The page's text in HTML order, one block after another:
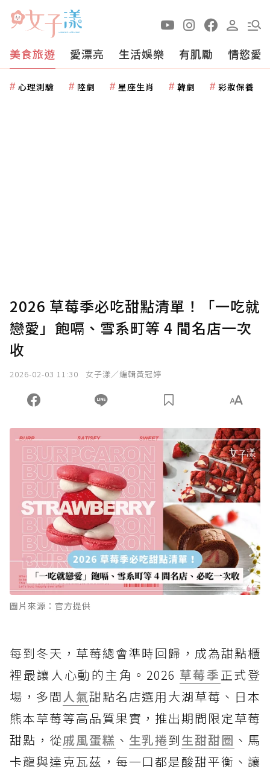
美食旅遊 愛漂亮 生活娛樂 有肌勵 情慾愛
心理測驗 陸劇 星座生肖 韓劇 彩妝保養
2026 草莓季必吃甜點清單！「一吃就
戀愛」飽嗝、雪系町等 4 間名店一次
收
2026-02-03 11:30 女子漾／編輯黃冠婷
圖片來源：官方提供
每到冬天，草莓總會準時回歸，成為甜點櫃
裡最讓人心動的主角。2026 草莓季正式登
場，多間人氣甜點名店選用大湖草莓、日本
熊本草莓等高品質果實，推出期間限定草莓
甜點，從戚風蛋糕 、 生乳捲到生甜甜圈 、馬
卡龍與達克瓦茲，每一口都是酸甜平衡、讓